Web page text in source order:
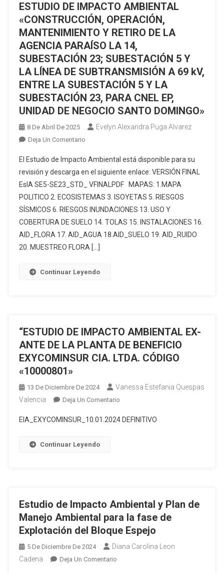
MANEJOAMBIENTAL
PARA
LA
UNIFICACIÓN
DE
LICENCIAS
AMBIENTALES
DEL
BLOQUE
53
PARA
LA
CONSTRUCCIÓN
PLATAFORMA
SINGUE
NORTE,
ASÍ
COMO
LA
DE
FLUJO
DE
NORTE
SINGUE
B
ESTUDIO DE IMPACTO AMBIENTAL
«CONSTRUCCIÓN, OPERACIÓN,
MANTENIMIENTO Y RETIRO DE LA
AGENCIA PARAÍSO LA 14,
SUBESTACIÓN 23; SUBESTACIÓN 5 Y
LA LÍNEA DE SUBTRANSMISIÓN A 69 kV,
ENTRE LA SUBESTACIÓN 5 Y LA
SUBESTACIÓN 23, PARA CNEL EP,
UNIDAD DE NEGOCIO SANTO DOMINGO»
8 De Abril De 2025 Evelyn Alexandra Puga Alvarez
Deja Un ComentarioEn
DE
IMPACTO
AMBIENTAL
«CONSTRUCCIÓN,
OPERACIÓN,
MANTENIMIENTO
Y
RETIRO
23;
SUBESTACIÓN
5
DE
SUBTRANSMISIÓN
Y
LA
SUBESTACIÓN
23,
El Estudio de Impacto Ambiental está disponible para su
revisión y descarga en el siguiente enlace: VERSIÓN FINAL
EsIA SE5-SE23_STD_ VFINALPDF MAPAS: 1.MAPA
POLITICO 2. ECOSISTEMAS 3. ISOYETAS 5. RIESGOS
SÍSMICOS 6. RIESGOS INUNDACIONES 13. USO Y
COBERTURA DE SUELO 14. TOLAS 15. INSTALACIONES 16.
AID_FLORA 17. AID_AGUA 18.AID_SUELO 19. AID_RUIDO
20. MUESTREO FLORA […]
Continuar Leyendo
“ESTUDIO DE IMPACTO AMBIENTAL EX-
ANTE DE LA PLANTA DE BENEFICIO
EXYCOMINSUR CIA. LTDA. CÓDIGO
«10000801»
13 De Diciembre De 2024
Vanessa Estefania Quespas
Valencia
Deja Un ComentarioEn
DE
PLANTA
DE
BENEFICIO
EXYCOMINSUR
CIA.
EIA_EXYCOMINSUR_10.01.2024 DEFINITIVO
Continuar Leyendo
Estudio de Impacto Ambiental y Plan de
Manejo Ambiental para la fase de
Explotación del Bloque Espejo
5 De Diciembre De 2024
Diana Carolina Leon
Cadena
Deja Un ComentarioEn